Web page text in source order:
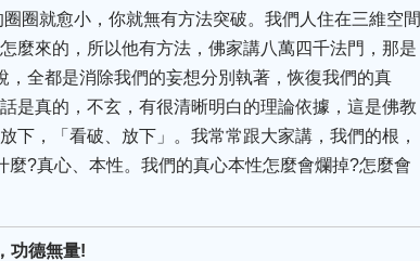
圈就愈小，你就無有方法突破。我們人住在三維空間
麼來的，所以他有方法，佛家講八萬四千法門，那是
全都是消除我們的妄想分別執著，恢復我們的真
是真的，不玄，有很清晰明白的理論依據，這是佛教
下，「看破、放下」。我常常跟大家講，我們的根，
?真心、本性。我們的真心本性怎麼會爛掉?怎麼會
功德無量!